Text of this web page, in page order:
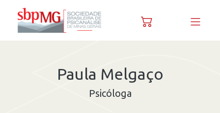
Skip to content
Paula Melgaço
Psicóloga